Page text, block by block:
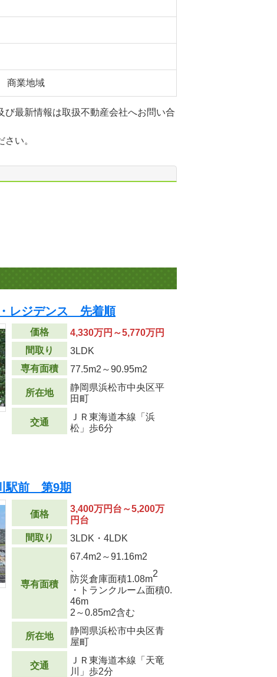
商業地域
び最新情報は取扱不動産会社へお問い合
い。
レジデンス 先着順
価格
4,330万円～5,770万円
間取り
3LDK
専有面積
77.5m2 ～90.95m2
所在地
静岡県浜松市中央区平
田町
交通
ＪＲ東海道本線「浜
松」歩6分
駅前 第9期
価格
3,400万円台～5,200万
円台
間取り
3LDK・4LDK
専有面積
67.4m2 ～91.16m2
防災倉庫面積1.08m
2
・トランクルーム面積0.
46m
2 ～0.85m2含む
所在地
静岡県浜松市中央区青
屋町
交通
ＪＲ東海道本線「天竜
川」歩2分